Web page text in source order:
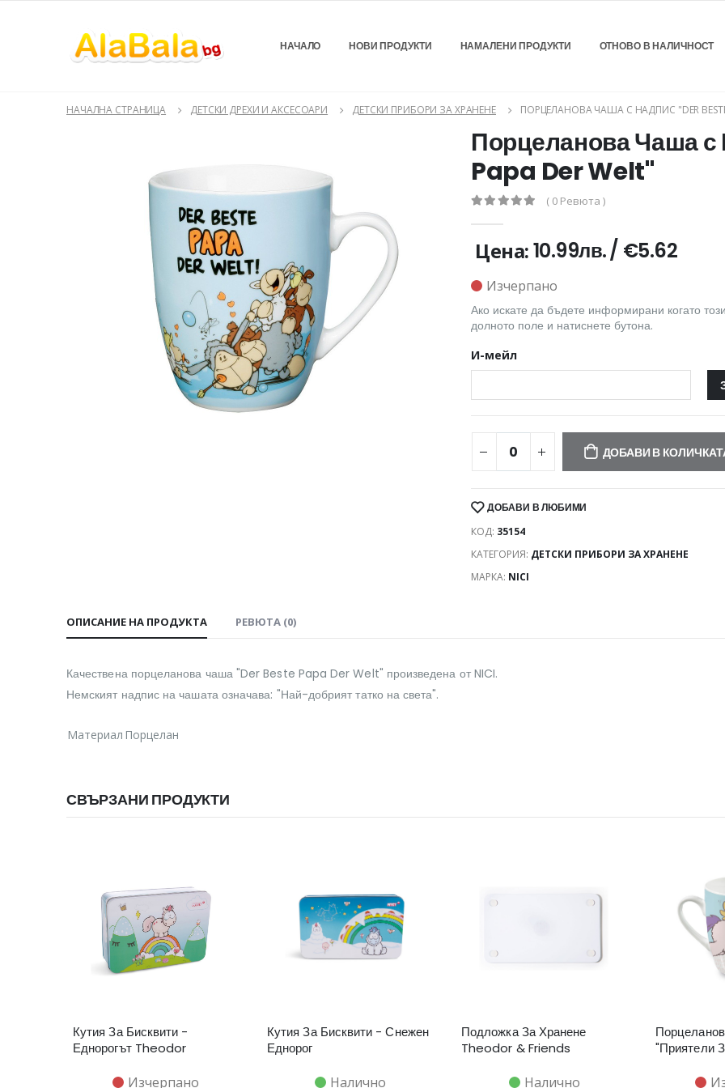
НАЧАЛО НОВИ ПРОДУКТИ НАМАЛЕНИ ПРОДУКТИ ОТНОВО В НАЛИЧНОСТ
НАЧАЛНА СТРАНИЦА ДЕТСКИ ДРЕХИ И АКСЕСОАРИ ДЕТСКИ ПРИБОРИ ЗА ХРАНЕНЕ ПОРЦЕЛАНОВА ЧАША С НАДПИС "DER BESTE
Порцеланова Чаша
Papa Der Welt"
( 0 Ревюта )
Цена:10.99лв./ €5.62
Изчерпано
Ако искате да бъдете информирани когато
долното поле и натиснете бутона.
И-мейл
ДОБАВИ В
ДОБАВИ В ЛЮБИМИ
КОД: 35154
КАТЕГОРИЯ: ДЕТСКИ ПРИБОРИ ЗА ХРАНЕНЕ
МАРКА: NICI
ОПИСАНИЕ НА ПРОДУКТА РЕВЮТА (0)
Качествена порцеланова чаша "Der Beste Papa Der Welt" произведена от NICI.
Немският надпис на чашата означава: "Най-добрият татко на света".
Материал Порцелан
СВЪРЗАНИ ПРОДУКТИ
Кутия За Бисквити -
Еднорогът Theodor
Изчерпано
Кутия За Бисквити - Снежен
Еднорог
Налично
Подложка За Хранене
Theodor & Friends
Налично
"Приятели